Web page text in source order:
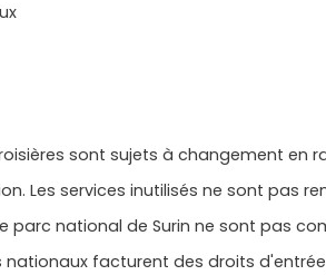
sont sujets à changement en
Les services inutilisés ne sont pas
parc national de Surin ne sont pas
nationaux facturent des droits